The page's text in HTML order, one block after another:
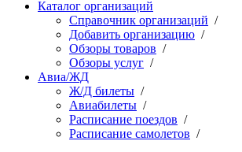
Каталог организаций
Справочник организаций /
Добавить организацию /
Обзоры товаров /
Обзоры услуг /
Авиа/ЖД
Ж/Д билеты /
Авиабилеты /
Расписание поездов /
Расписание самолетов /